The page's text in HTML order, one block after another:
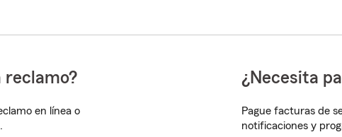
reclamo?
en línea o
.
¿Necesita
Pague facturas de
notificaciones y